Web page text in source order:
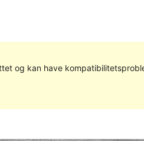
og kan have